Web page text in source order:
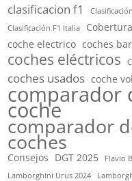
clasificacion f1
Clasificación F1 Italia
coche electrico coches
coches eléctricos
coches usados coche
comparador
coche
comparador
coches
Consejos DGT 2025 Flavio
Lamborghini Urus 2024